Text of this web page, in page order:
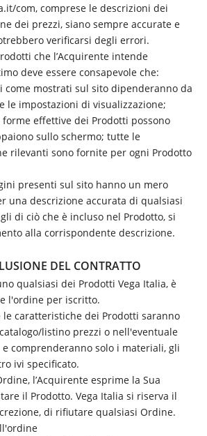
com, comprese le descrizioni dei
dei prezzi, siano sempre accurate e
verificarsi degli errori.
che l’Acquirente intende
deve essere consapevole che:
come mostrati sul sito dipenderanno da
le impostazioni di visualizzazione;
effettive dei Prodotti possono
sullo schermo; tutte le
rilevanti sono fornite per ogni Prodotto
presenti sul sito hanno un mero
una descrizione accurata di qualsiasi
di ciò che è incluso nel Prodotto, si
alla corrispondente descrizione.
DEL CONTRATTO
qualsiasi dei Prodotti Vega Italia, è
l'ordine per iscritto.
le caratteristiche dei Prodotti saranno
listino prezzi o nell'eventuale
comprenderanno solo i materiali, gli
ivi specificato.
l’Acquirente esprime la Sua
il Prodotto. Vega Italia si riserva il
di rifiutare qualsiasi Ordine.